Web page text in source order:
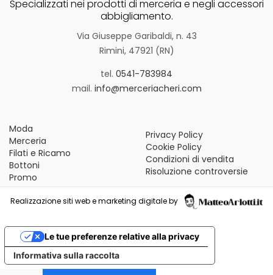
Specializzati nei prodotti di merceria e negli accessori
abbigliamento.
Via Giuseppe Garibaldi, n. 43
Rimini, 47921 (RN)
tel. 0541-783984
mail. info@merceriacheri.com
Moda
Merceria
Filati e Ricamo
Bottoni
Promo
Privacy Policy
Cookie Policy
Condizioni di vendita
Risoluzione controversie
Realizzazione siti web e marketing digitale by
Informativa sulla raccolta
Le tue preferenze relative alla privacy